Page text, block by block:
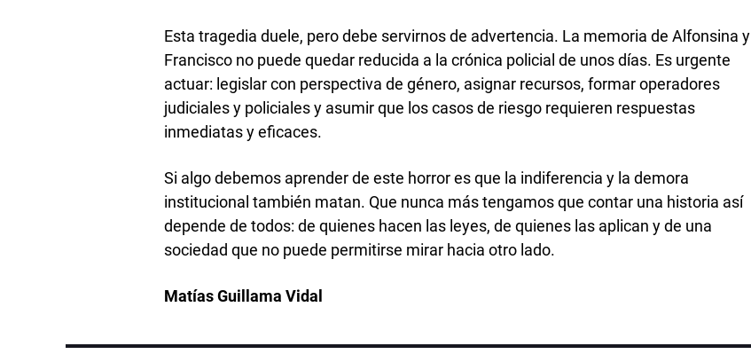
Esta tragedia duele, pero debe servirnos de advertencia. La memoria de Alfonsina y
Francisco no puede quedar reducida a la crónica policial de unos días. Es urgente
actuar: legislar con perspectiva de género, asignar recursos, formar operadores
judiciales y policiales y asumir que los casos de riesgo requieren respuestas
inmediatas y eficaces.
Si algo debemos aprender de este horror es que la indiferencia y la demora
institucional también matan. Que nunca más tengamos que contar una historia así
depende de todos: de quienes hacen las leyes, de quienes las aplican y de una
sociedad que no puede permitirse mirar hacia otro lado.
Matías Guillama Vidal